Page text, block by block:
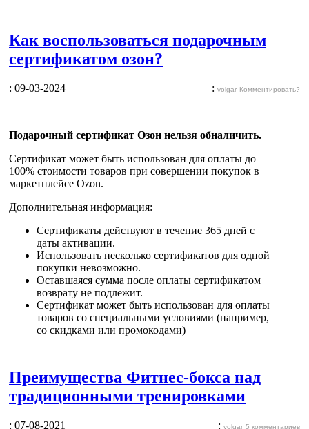
Как воспользоваться подарочным
сертификатом озон?
: 09-03-2024 : volgar Комментировать?
Подарочный сертификат Озон нельзя обналичить.
Сертификат может быть использован для оплаты до
100% стоимости товаров при совершении покупок в
маркетплейсе Ozon.
Дополнительная информация:
Сертификаты действуют в течение 365 дней с
даты активации.
Использовать несколько сертификатов для одной
покупки невозможно.
Оставшаяся сумма после оплаты сертификатом
возврату не подлежит.
Сертификат может быть использован для оплаты
товаров со специальными условиями (например,
со скидками или промокодами)
Преимущества Фитнес-бокса над
традиционными тренировками
: 07-08-2021 : volgar 5 комментариев